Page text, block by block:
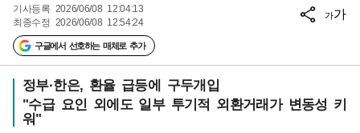
기사등록 2026/06/08 12:04:13
최종수정 2026/06/08 12:54:24
구글에서 선호하는 매체로 추가
가가
정부·한은, 환율 급등에 구두개입
"수급 요인 외에도 일부 투기적 외환거래가 변동성 키
워"